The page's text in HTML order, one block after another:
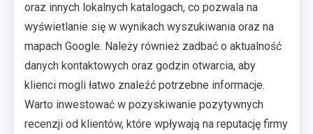
oraz innych lokalnych katalogach, co pozwala na
wyświetlanie się w wynikach wyszukiwania oraz na
mapach Google. Należy również zadbać o aktualność
danych kontaktowych oraz godzin otwarcia, aby
klienci mogli łatwo znaleźć potrzebne informacje.
Warto inwestować w pozyskiwanie pozytywnych
recenzji od klientów, które wpływają na reputację firmy